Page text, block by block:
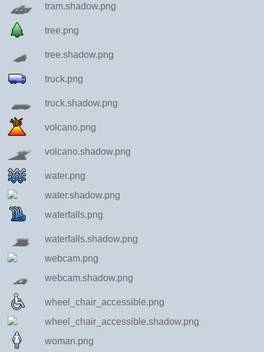
tram.shadow.png
tree.png
tree.shadow.png
truck.png
truck.shadow.png
volcano.png
volcano.shadow.png
water.png
water.shadow.png
waterfalls.png
waterfalls.shadow.png
webcam.png
webcam.shadow.png
wheel_chair_accessible.png
wheel_chair_accessible.shadow.png
woman.png